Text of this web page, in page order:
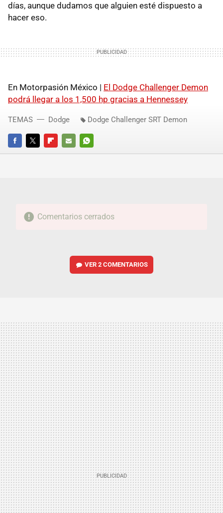
días, aunque dudamos que alguien esté dispuesto a
hacer eso.
En Motorpasión México | El Dodge Challenger Demon
podrá llegar a los 1,500 hp gracias a Hennessey
FACEBOOKTWITTERFLIPBOARD
E-
WHATSAPP
TEMAS Dodge Dodge Challenger SRT Demon
Comentarios cerrados
VER2 COMENTARIOS